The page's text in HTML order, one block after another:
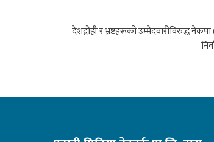
देशद्रोही र भ्रष्टहरूको उम्मेदवारीविरुद्ध